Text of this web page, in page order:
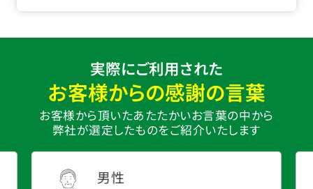
実際にご利用された
お客様からの感謝の言葉
お客様から頂いたあたたかいお言葉の中から
弊社が選定したものをご紹介いたします
男性